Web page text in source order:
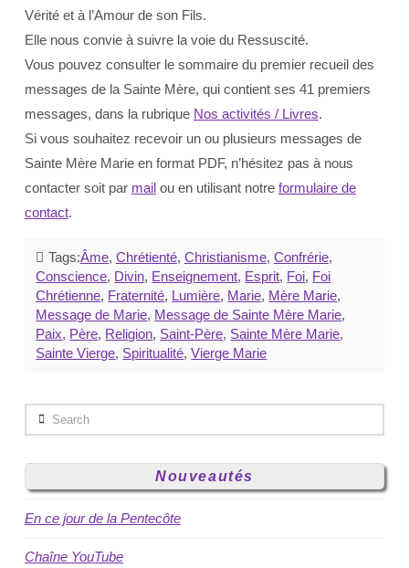
Vérité et à l’Amour de son Fils.
Elle nous convie à suivre la voie du Ressuscité.
Vous pouvez consulter le sommaire du premier recueil des
messages de la Sainte Mère, qui contient ses 41 premiers
messages, dans la rubrique Nos activités / Livres.
Si vous souhaitez recevoir un ou plusieurs messages de
Sainte Mère Marie en format PDF, n’hésitez pas à nous
contacter soit par mailou en utilisant notre formulaire de
contact.
Tags:Âme, Chrétienté, Christianisme, Confrérie,
Conscience, Divin, Enseignement, Esprit, Foi, Foi
Chrétienne, Fraternité, Lumière, Marie, Mère Marie,
Message de Marie, Message de Sainte Mère Marie,
Paix, Père, Religion, Saint-Père, Sainte Mère Marie,
Sainte Vierge, Spiritualité,Vierge Marie
Nouveautés
En ce jour de la Pentecôte
Chaîne YouTube